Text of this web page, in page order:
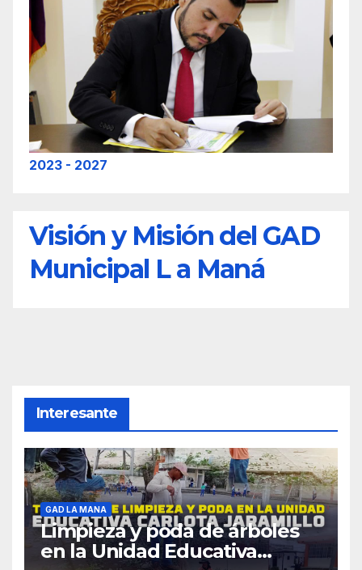
2023 - 2027
Visión y Misión del GAD
Municipal L a Maná
Interesante
GAD LA MANA
Limpieza y poda de árboles
en la Unidad Educativa